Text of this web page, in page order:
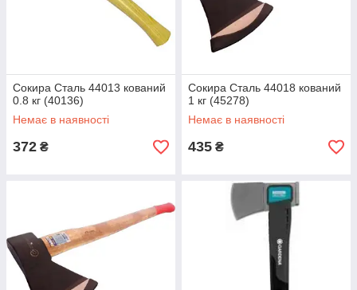
Сокира Сталь 44013 кований
0.8 кг (40136)
Немає в наявності
372 ₴
Сокира Сталь 44018 кований
1 кг (45278)
Немає в наявності
435 ₴